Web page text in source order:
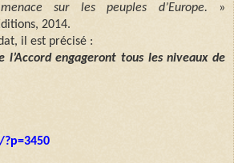
sur les peuples d’Europe.
»
2014.
il est précisé :
l’Accord engageront tous les niveaux de